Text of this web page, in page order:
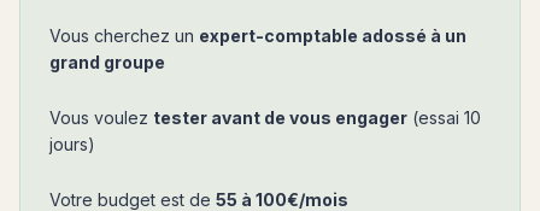
Vous cherchez un expert-comptable adossé à un
grand groupe
Vous voulez tester avant de vous engager (essai 10
jours)
Votre budget est de 55 à 100€/mois